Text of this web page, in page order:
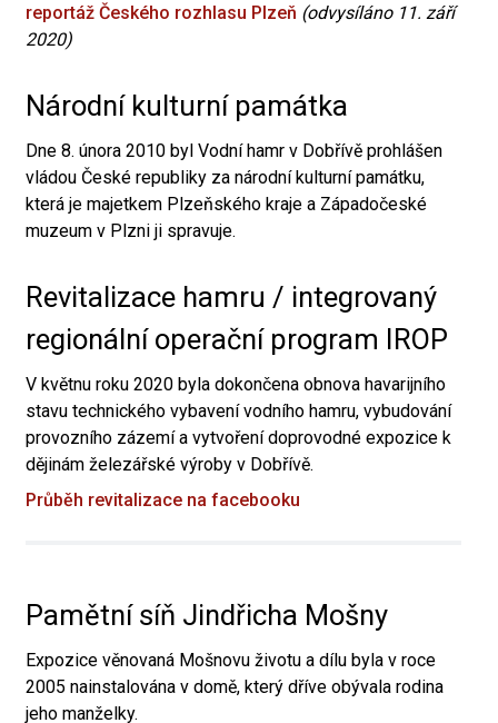
reportáž Českého rozhlasu Plzeň (odvysíláno 11. září
2020)
Národní kulturní památka
Dne 8. února 2010 byl Vodní hamr v Dobřívě prohlášen
vládou České republiky za národní kulturní památku,
která je majetkem Plzeňského kraje a Západočeské
muzeum v Plzni ji spravuje.
Revitalizace hamru / integrovaný
regionální operační program IROP
V květnu roku 2020 byla dokončena obnova havarijního
stavu technického vybavení vodního hamru, vybudování
provozního zázemí a vytvoření doprovodné expozice k
dějinám železářské výroby v Dobřívě.
Průběh revitalizace na facebooku
Pamětní síň Jindřicha Mošny
Expozice věnovaná Mošnovu životu a dílu byla v roce
2005 nainstalována v domě, který dříve obývala rodina
jeho manželky.